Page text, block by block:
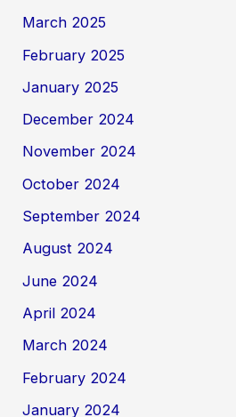
March 2025
February 2025
January 2025
December 2024
November 2024
October 2024
September 2024
August 2024
June 2024
April 2024
March 2024
February 2024
January 2024